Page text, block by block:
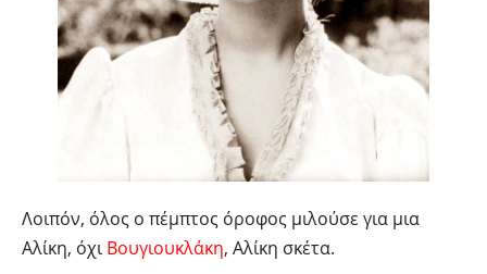
Λοιπόν, όλος ο πέμπτος όροφος μιλούσε για μια
Αλίκη, όχιΒουγιουκλάκη, Αλίκη σκέτα.